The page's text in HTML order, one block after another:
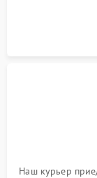
Наш курьер